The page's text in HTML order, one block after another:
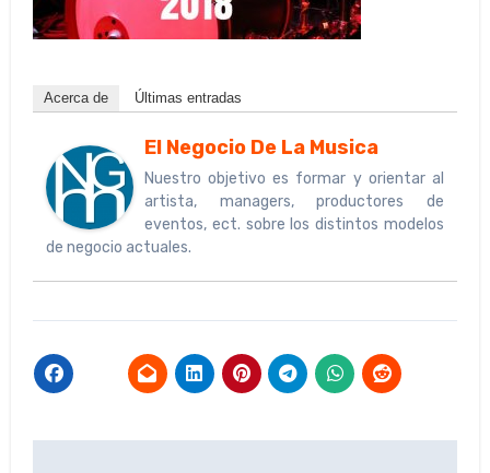
Acerca de Últimas entradas
El Negocio De La Musica
Nuestro objetivo es formar y orientar al
artista, managers, productores de
eventos, ect. sobre los distintos modelos
de negocio actuales.